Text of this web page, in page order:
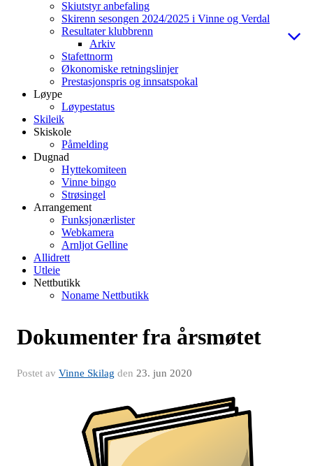
Skiutstyr anbefaling
Skirenn sesongen 2024/2025 i Vinne og Verdal
Resultater klubbrenn
Arkiv
Stafettnorm
Økonomiske retningslinjer
Prestasjonspris og innsatspokal
Løype
Løypestatus
Skileik
Skiskole
Påmelding
Dugnad
Hyttekomiteen
Vinne bingo
Strøsingel
Arrangement
Funksjonærlister
Webkamera
Arnljot Gelline
Allidrett
Utleie
Nettbutikk
Noname Nettbutikk
Dokumenter fra årsmøtet
Postet av Vinne Skilag den 23. jun 2020